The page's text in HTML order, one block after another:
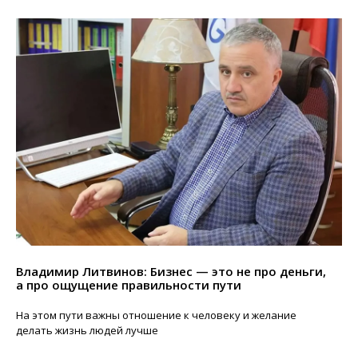
Владимир Литвинов: Бизнес — это не про деньги,
а про ощущение правильности пути
На этом пути важны отношение к человеку и желание
делать жизнь людей лучше